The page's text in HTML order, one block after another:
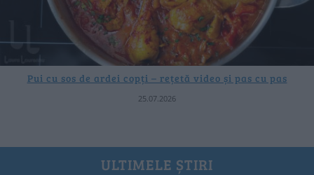
Pui cu sos de ardei copți – rețetă video și pas cu pas
25.07.2026
ULTIMELE ȘTIRI